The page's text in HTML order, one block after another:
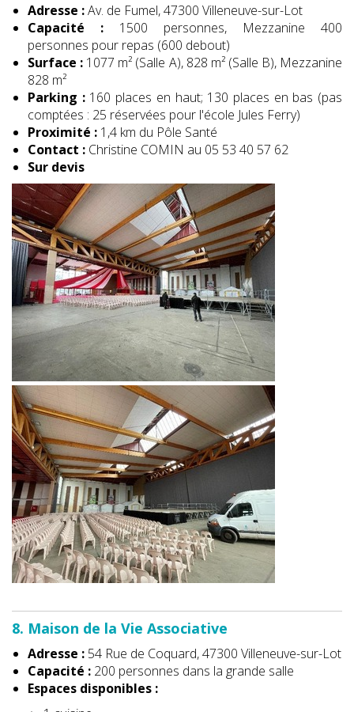
Adresse :Av. de Fumel, 47300 Villeneuve-sur-Lot
Capacité : 1500 personnes, Mezzanine 400
personnes pour repas (600 debout)
Surface : 1077 m² (Salle A), 828 m² (Salle B), Mezzanine
828 m²
Parking :160 places en haut; 130 places en bas (pas
comptées : 25 réservées pour l'école Jules Ferry)
Proximité : 1,4 km du Pôle Santé
Contact : Christine COMIN au 05 53 40 57 62
Sur devis
8. Maison de la Vie Associative
Adresse : 54 Rue de Coquard, 47300 Villeneuve-sur-Lot
Capacité : 200 personnes dans la grande salle
Espaces disponibles :